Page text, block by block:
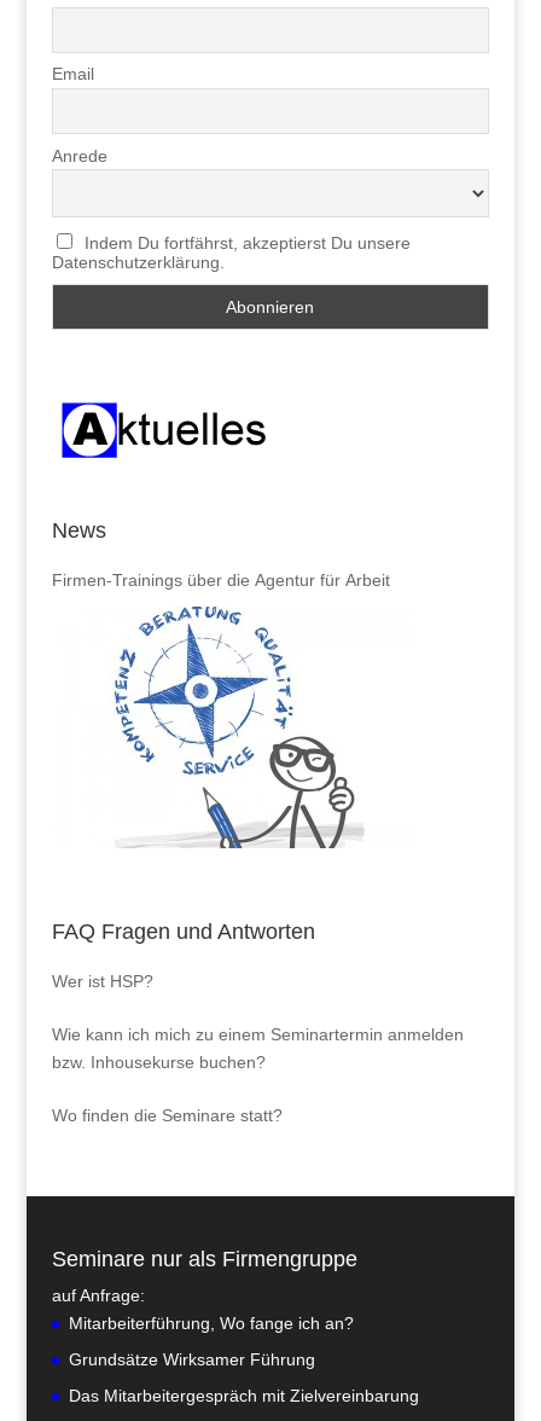
Email
Anrede
Indem Du fortfährst, akzeptierst Du unsere
Datenschutzerklärung.
News
Firmen-Trainings über die Agentur für Arbeit
FAQ Fragen und Antworten
Wer ist HSP?
Wie kann ich mich zu einem Seminartermin anmelden
bzw. Inhousekurse buchen?
Wo finden die Seminare statt?
Seminare nur als Firmengruppe
auf Anfrage:
Mitarbeiterführung, Wo fange ich an?
Grundsätze Wirksamer Führung
Das Mitarbeitergespräch mit Zielvereinbarung